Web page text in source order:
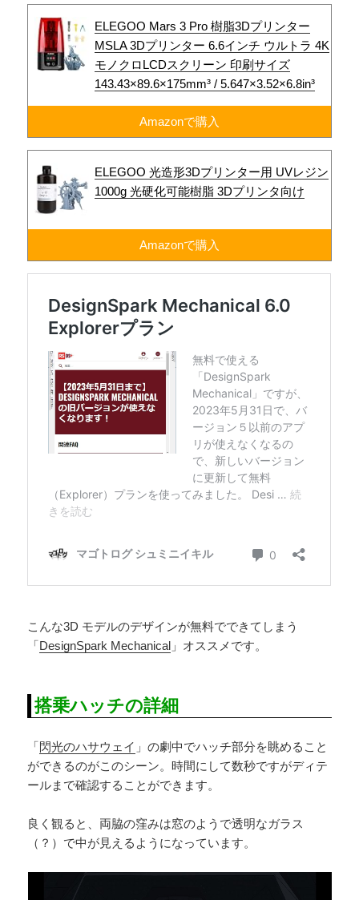
ELEGOO Mars 3 Pro 樹脂3Dプリンター
MSLA 3Dプリンター 6.6インチ ウルトラ 4K
モノクロLCDスクリーン 印刷サイズ
143.43×89.6×175mm³ / 5.647×3.52×6.8in³
Amazonで購入
ELEGOO 光造形3Dプリンター用 UVレジン
1000g 光硬化可能樹脂 3Dプリンタ向け
Amazonで購入
こんな3D モデルのデザインが無料でできてしまう
「DesignSpark Mechanical 」オススメです。
搭乗ハッチの詳細
「閃光のハサウェイ 」の劇中でハッチ部分を眺めること
ができるのがこのシーン。時間にして数秒ですがディテ
ールまで確認することができます。
良く観ると、両脇の窪みは窓のようで透明なガラス
（？）で中が見えるようになっています。